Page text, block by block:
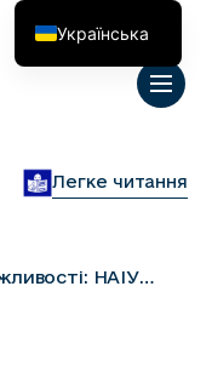
Легке читання
НАІУ
Українська
English